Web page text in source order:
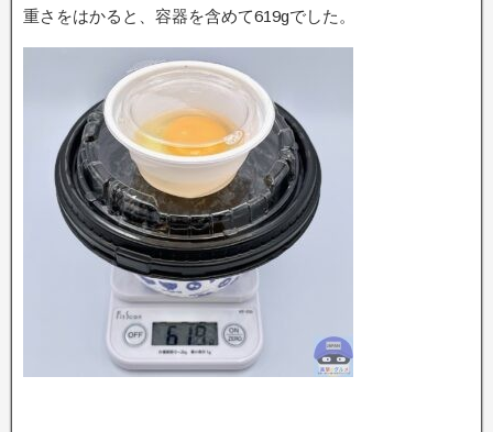
重さをはかると、容器を含めて619gでした。